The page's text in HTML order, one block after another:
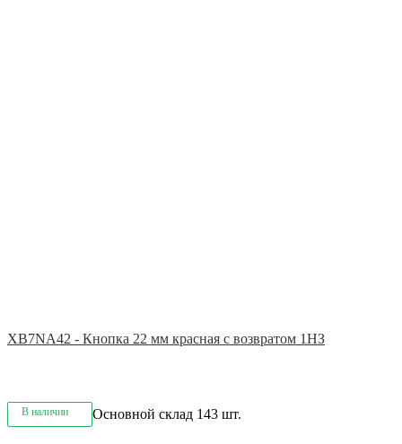
XB7NA42 - Кнопка 22 мм красная с возвратом 1НЗ
В наличии Основной склад 143 шт.